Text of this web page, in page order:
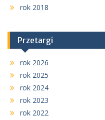
rok 2018
Przetargi
rok 2026
rok 2025
rok 2024
rok 2023
rok 2022